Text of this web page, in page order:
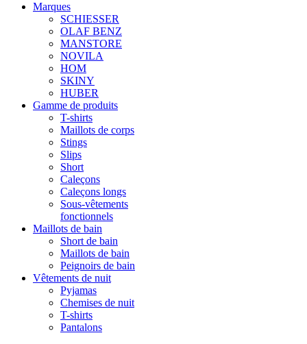
Marques
SCHIESSER
OLAF BENZ
MANSTORE
NOVILA
HOM
SKINY
HUBER
Gamme de produits
T-shirts
Maillots de corps
Stings
Slips
Short
Caleçons
Caleçons longs
Sous-vêtements
fonctionnels
Maillots de bain
Short de bain
Maillots de bain
Peignoirs de bain
Vêtements de nuit
Pyjamas
Chemises de nuit
T-shirts
Pantalons